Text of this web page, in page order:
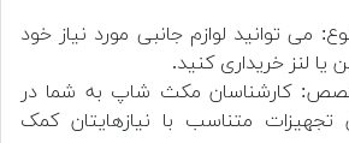
می توانید لوازم جانبی مورد نیاز خود
یا لنز خریداری کنید.
کارشناسان مکث شاپ به شما در
تجهیزات متناسب با نیازهایتان کمک